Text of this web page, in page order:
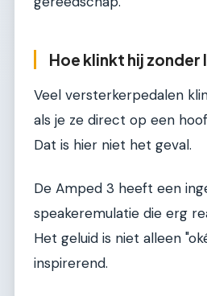
Hoe klinkt hij
Veel versterkerpedalen
als je ze direct op een
Dat is hier niet het geval.
De Amped 3 heeft een
speakeremulatie die erg
Het geluid is niet alleen
inspirerend.